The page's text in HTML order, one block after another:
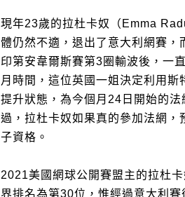
現年23歲的拉杜卡奴（Emma
體仍然不適，退出了意大利網賽，
印第安韋爾斯賽第3圈輸波後，一
月時間，這位英國一姐決定利用斯
提升狀態，為今個月24日開始的法
過，拉杜卡奴如果真的參加法網，
子資格。
2021美國網球公開賽盟主的拉杜
界排名為第30位，惟經過意大利賽